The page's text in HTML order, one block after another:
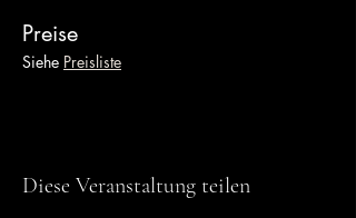
Preise
Siehe Preisliste
Diese Veranstaltung teilen